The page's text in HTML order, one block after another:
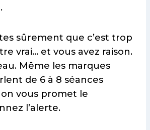
sûrement que c’est trop
vrai… et vous avez raison.
Même les marques
de 6 à 8 séances
vous promet le
l’alerte.